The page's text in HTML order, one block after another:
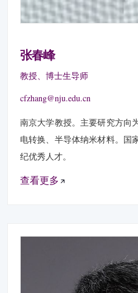
张春峰
教授、博士生导师
cfzhang@nju.edu.cn
南京大学教授。主要研究方向
电转换、半导体纳米材料。国
纪优秀人才。
查看更多